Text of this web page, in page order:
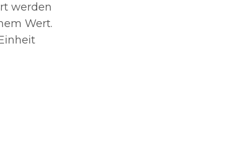
werden
Wert.